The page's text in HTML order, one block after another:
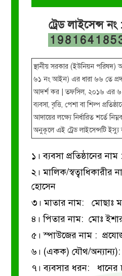
ট্রেড লাইসেন্স
স্থানীয় সরকার (ইউনিয়ন
৬১ নং আইন) এর ধারা ৬৬ তে
আদর্শ কর | তফসিল, ২০১৬ এর ৬
ব্যবসা, বৃত্তি, পেশা বা শিল্প
আদায়ের লক্ষ্যে নির্ধারিত শর্তে
অনুকূলে এই ট্রেড লাইসেন্সটি
১। ব্যবসা প্রতিষ্ঠানের
২। মালিক/
হোসেন
৩। মাতার নাম: মোছাঃ
৪। পিতার নাম: মোঃ
৫। স্পাউজের নাম :
৬। (একক) যৌথ/
৭। ব্যবসার ধরন: ধানের